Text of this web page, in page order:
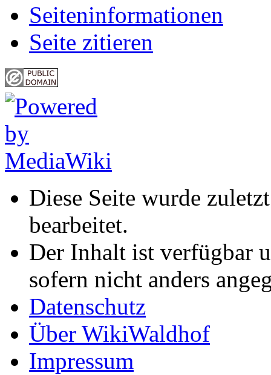
Seiten­informationen
Seite zitieren
Diese Seite wurde
bearbeitet.
Der Inhalt ist verfügbar
sofern nicht anders
Datenschutz
Über WikiWaldhof
Impressum